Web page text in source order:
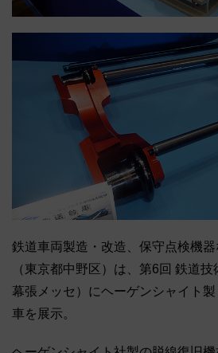
鉄道車両製造・改造、保守点検機
（東京都中野区）は、第6回 鉄道
幕張メッセ）にヘーゲンシャイト
車を展示。